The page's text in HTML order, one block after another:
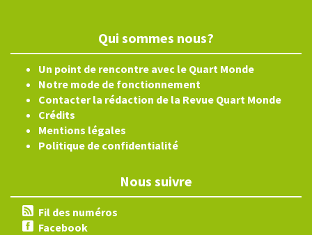
Qui sommes nous?
Un point de rencontre avec le Quart Monde
Notre mode de fonctionnement
Contacter la rédaction de la Revue Quart Monde
Crédits
Mentions légales
Politique de confidentialité
Nous suivre
Fil des numéros
Facebook